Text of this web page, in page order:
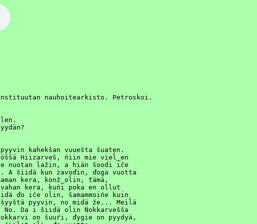
nauhoitearkisto. Petroskoi.
kahekšan vuuešta šuaten.
Hiizarveš, ńiin mie vieĺ‿en
nuotan lažin, a hiän šoodi iče
A šiidä kun zavoďin, ďoga vuotta
kera, konž‿oĺin, ťämä,
kera, kuńi poka en ollut
ďo iče oĺin, šamammoińe kuin
pyyvin, no midä že... Meiĺä
Da i šiidä oĺin Ńokkarvešša
on šuuŕi, ďygie on pyydyä,